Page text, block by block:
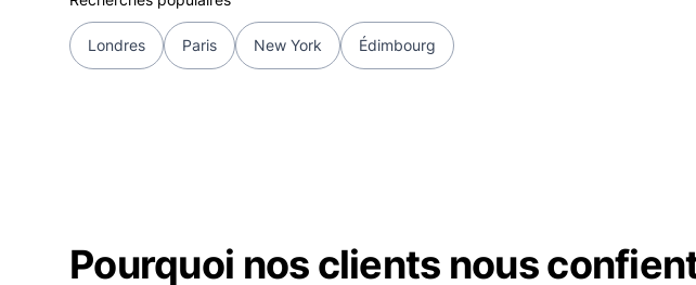
Londres Paris New York Édimbourg
Pourquoi nos clients nous